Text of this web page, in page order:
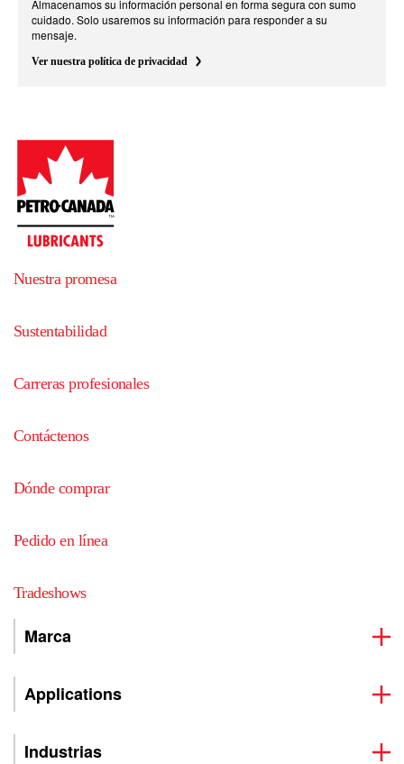
Almacenamos su información personal en forma segura con sumo
cuidado. Solo usaremos su información para responder a su
mensaje.
Ver nuestra política de privacidad
Nuestra promesa
Sustentabilidad
Carreras profesionales
Contáctenos
Dónde comprar
Pedido en línea
Tradeshows
Marca
Applications
Industrias